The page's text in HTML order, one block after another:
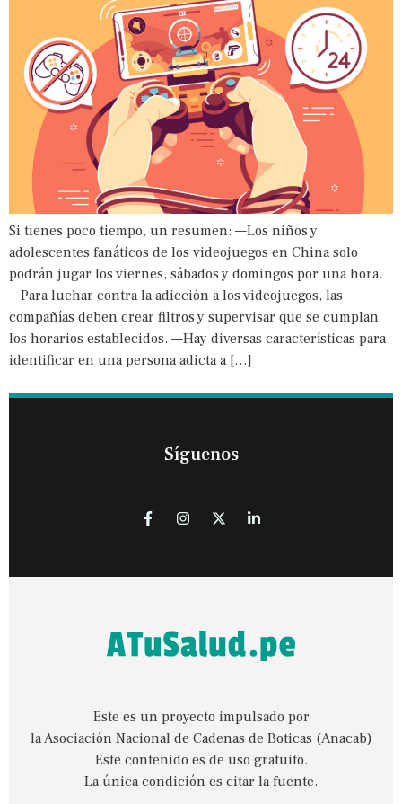
Si tienes poco tiempo, un resumen: —Los niños y
adolescentes fanáticos de los videojuegos en China solo
podrán jugar los viernes, sábados y domingos por una hora.
—Para luchar contra la adicción a los videojuegos, las
compañías deben crear filtros y supervisar que se cumplan
los horarios establecidos. —Hay diversas características para
identificar en una persona adicta a […]
Síguenos
Este es un proyecto impulsado por
la Asociación Nacional de Cadenas de Boticas (Anacab)
Este contenido es de uso gratuito.
La única condición es citar la fuente.